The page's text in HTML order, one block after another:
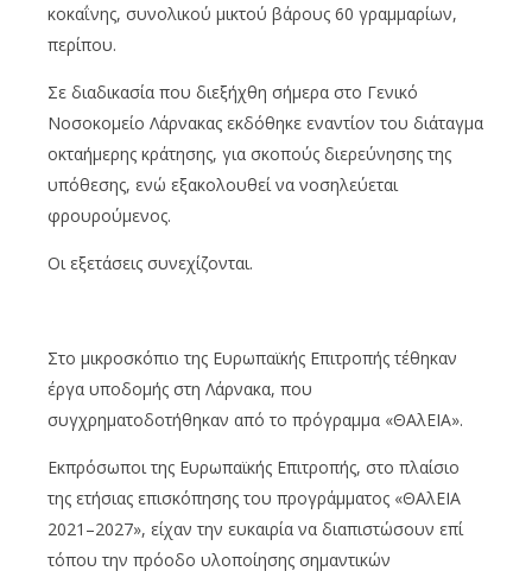
κοκαΐνης, συνολικού μικτού βάρους 60 γραμμαρίων,
περίπου.
Σε διαδικασία που διεξήχθη σήμερα στο Γενικό
Νοσοκομείο Λάρνακας εκδόθηκε εναντίον του διάταγμα
οκταήμερης κράτησης, για σκοπούς διερεύνησης της
υπόθεσης, ενώ εξακολουθεί να νοσηλεύεται
φρουρούμενος.
Οι εξετάσεις συνεχίζονται.
Στο μικροσκόπιο της Ευρωπαϊκής Επιτροπής τέθηκαν
έργα υποδομής στη Λάρνακα, που
συγχρηματοδοτήθηκαν από το πρόγραμμα «ΘΑλΕΙΑ».
Εκπρόσωποι της Ευρωπαϊκής Επιτροπής, στο πλαίσιο
της ετήσιας επισκόπησης του προγράμματος «ΘΑλΕΙΑ
2021–2027», είχαν την ευκαιρία να διαπιστώσουν επί
τόπου την πρόοδο υλοποίησης σημαντικών